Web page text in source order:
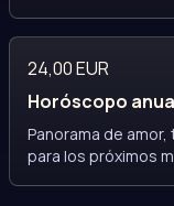
24,00 EUR
Horóscopo
Panorama de
para los próximos